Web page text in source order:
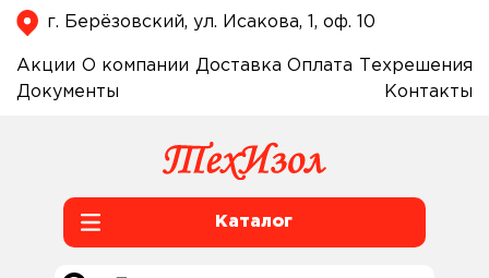
г. Берёзовский, ул. Исакова, 1, оф. 10
Акции О компании Доставка Оплата
Техрешения
Документы
Контакты
Каталог